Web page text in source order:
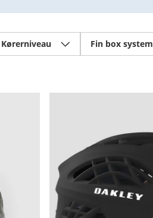
Kørerniveau Fin box system